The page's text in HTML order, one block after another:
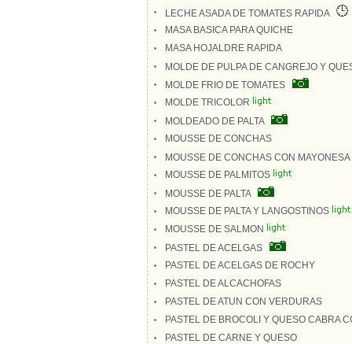
LECHE ASADA DE TOMATES RAPIDA
MASA BASICA PARA QUICHE
MASA HOJALDRE RAPIDA
MOLDE DE PULPA DE CANGREJO Y
MOLDE FRIO DE TOMATES
MOLDE TRICOLOR
MOLDEADO DE PALTA
MOUSSE DE CONCHAS
MOUSSE DE CONCHAS CON MAYONESA
MOUSSE DE PALMITOS
MOUSSE DE PALTA
MOUSSE DE PALTA Y LANGOSTINOS
MOUSSE DE SALMON
PASTEL DE ACELGAS
PASTEL DE ACELGAS DE ROCHY
PASTEL DE ALCACHOFAS
PASTEL DE ATUN CON VERDURAS
PASTEL DE BROCOLI Y QUESO CABRA
PASTEL DE CARNE Y QUESO